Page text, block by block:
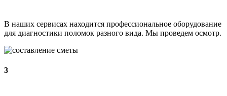
В наших сервисах находится профессиональное оборудование
для диагностики поломок разного вида. Мы проведем осмотр.
3